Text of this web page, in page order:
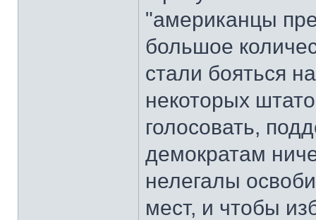
"американцы
большое
стали бояться
некоторых
голосовать,
демократам
нелегалы
мест, и чтобы